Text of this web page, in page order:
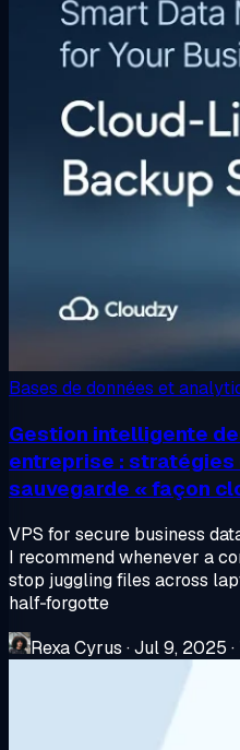
Bases de données et
Gestion intelligente
entreprise :
sauvegarde « façon
VPS for secure business
I recommend whenever a
stop juggling files across
half‑forgotte
Rexa Cyrus ·Jul 9, 2025 ·